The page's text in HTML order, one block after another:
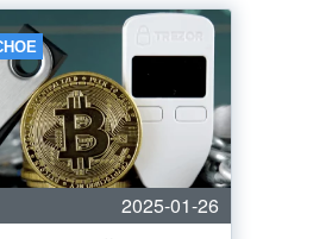
2025-01-26